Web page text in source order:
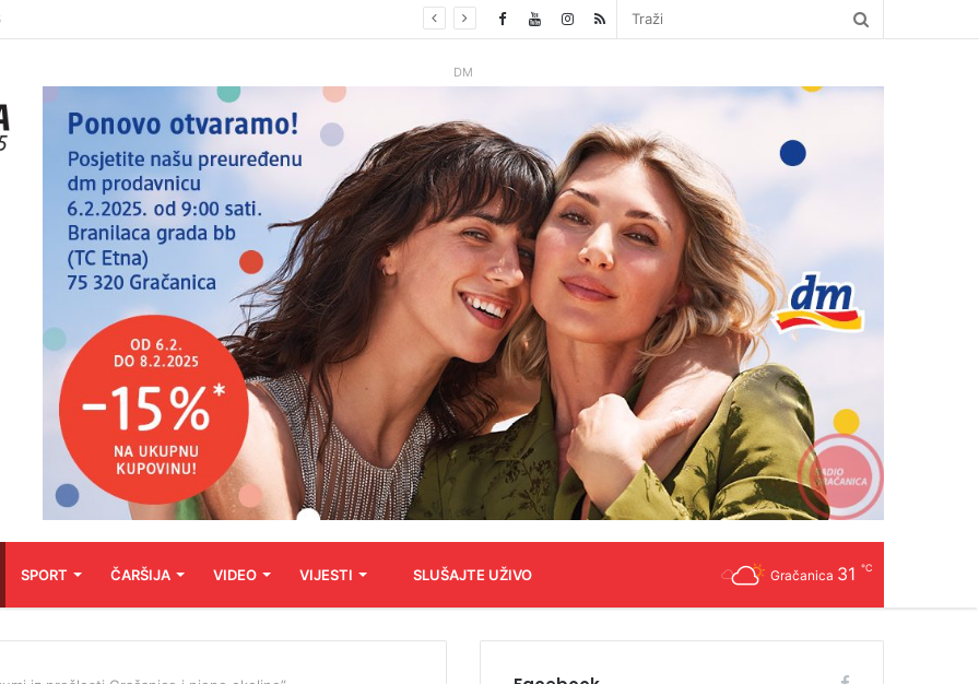
DM
SPORT ČARŠIJA VIDEO VIJESTI SLUŠAJTE UŽIVO Gračanica 31 ℃